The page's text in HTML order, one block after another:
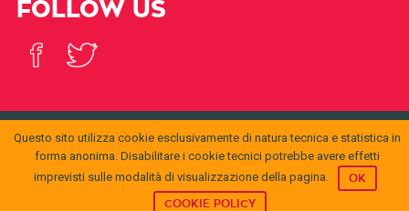
FOLLOW US
openmigration.orgbyCILDis licensed under aCreative
Permissions beyond the scope of this license may be
© 2017Open
Migration
Questo sito utilizza cookie esclusivamente di natura tecnica e statistica in
forma anonima. Disabilitare i cookie tecnici potrebbe avere effetti
imprevisti sulle modalità di visualizzazione della pagina.
OK
COOKIE POLICY